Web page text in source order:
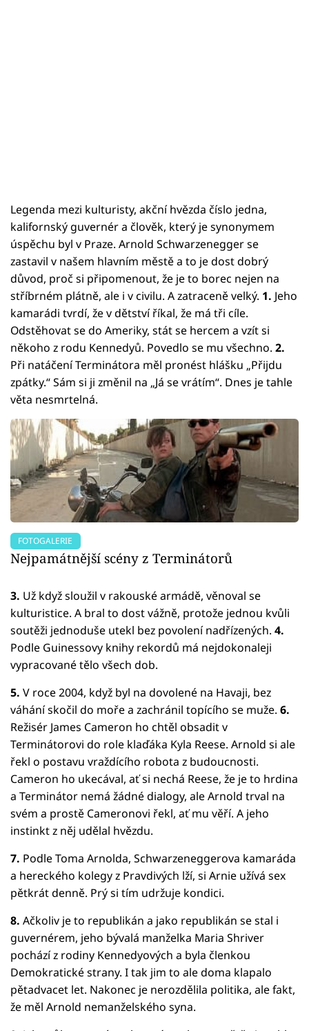
Legenda mezi kulturisty, akční hvězda číslo jedna,
kalifornský guvernér a člověk, který je synonymem
úspěchu byl v Praze. Arnold Schwarzenegger se
zastavil v našem hlavním městě a to je dost dobrý
důvod, proč si připomenout, že je to borec nejen na
stříbrném plátně, ale i v civilu. A zatraceně velký. 1. Jeho
kamarádi tvrdí, že v dětství říkal, že má tři cíle.
Odstěhovat se do Ameriky, stát se hercem a vzít si
někoho z rodu Kennedyů. Povedlo se mu všechno. 2.
Při natáčení Terminátora měl pronést hlášku „Přijdu
zpátky.“ Sám si ji změnil na „Já se vrátím“. Dnes je tahle
věta nesmrtelná.
FOTOGALERIE
Nejpamátnější scény z Terminátorů
3. Už když sloužil v rakouské armádě, věnoval se
kulturistice. A bral to dost vážně, protože jednou kvůli
soutěži jednoduše utekl bez povolení nadřízených. 4.
Podle Guinessovy knihy rekordů má nejdokonaleji
vypracované tělo všech dob.
5. V roce 2004, když byl na dovolené na Havaji, bez
váhání skočil do moře a zachránil topícího se muže. 6.
Režisér James Cameron ho chtěl obsadit v
Terminátorovi do role klaďáka Kyla Reese. Arnold si ale
řekl o postavu vraždícího robota z budoucnosti.
Cameron ho ukecával, ať si nechá Reese, že je to hrdina
a Terminátor nemá žádné dialogy, ale Arnold trval na
svém a prostě Cameronovi řekl, ať mu věří. A jeho
instinkt z něj udělal hvězdu.
7. Podle Toma Arnolda, Schwarzeneggerova kamaráda
a hereckého kolegy z Pravdivých lží, si Arnie užívá sex
pětkrát denně. Prý si tím udržuje kondici.
8. Ačkoliv je to republikán a jako republikán se stal i
guvernérem, jeho bývalá manželka Maria Shriver
pochází z rodiny Kennedyových a byla členkou
Demokratické strany. I tak jim to ale doma klapalo
pětadvacet let. Nakonec je nerozdělila politika, ale fakt,
že měl Arnold nemanželského syna.